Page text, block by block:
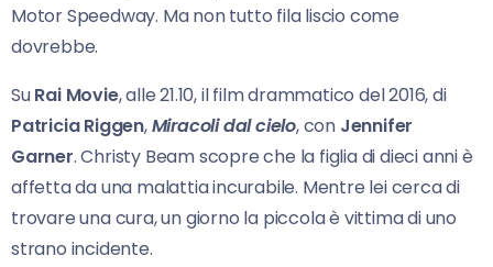
Motor Speedway. Ma non tutto fila liscio come
dovrebbe.
SuRai Movie, alle 21.10, il film drammatico del 2016, di
Patricia Riggen,Miracoli dal cielo, con Jennifer
Garner. Christy Beam scopre che la figlia di dieci anni è
affetta da una malattia incurabile. Mentre lei cerca di
trovare una cura, un giorno la piccola è vittima di uno
strano incidente.